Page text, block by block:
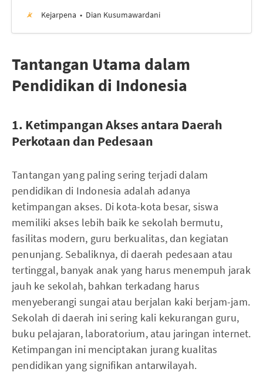
Kejarpena
Dian Kusumawardani
Tantangan Utama dalam
Pendidikan di Indonesia
1. Ketimpangan Akses antara Daerah
Perkotaan dan Pedesaan
Tantangan yang paling sering terjadi dalam
pendidikan di Indonesia adalah adanya
ketimpangan akses. Di kota-kota besar, siswa
memiliki akses lebih baik ke sekolah bermutu,
fasilitas modern, guru berkualitas, dan kegiatan
penunjang. Sebaliknya, di daerah pedesaan atau
tertinggal, banyak anak yang harus menempuh jarak
jauh ke sekolah, bahkan terkadang harus
menyeberangi sungai atau berjalan kaki berjam-jam.
Sekolah di daerah ini sering kali kekurangan guru,
buku pelajaran, laboratorium, atau jaringan internet.
Ketimpangan ini menciptakan jurang kualitas
pendidikan yang signifikan antarwilayah.